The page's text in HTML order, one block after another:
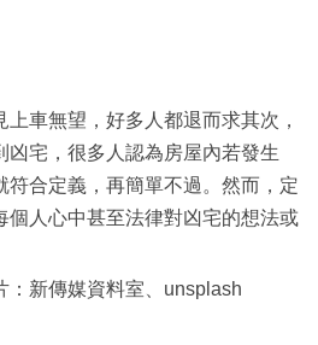
車無望，好多人都退而求其次，
凶宅，很多人認為房屋內若發生
符合定義，再簡單不過。然而，定
個人心中甚至法律對凶宅的想法或
：新傳媒資料室、unsplash